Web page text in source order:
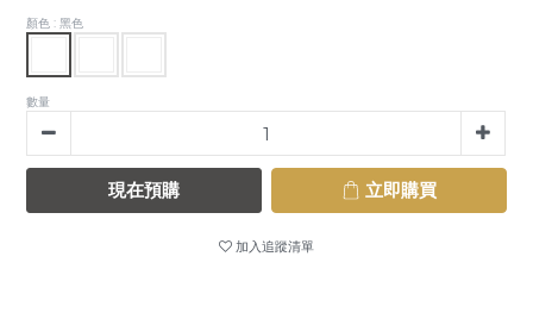
顏色 : 黑色
數量
現在預購 立即購買
加入追蹤清單